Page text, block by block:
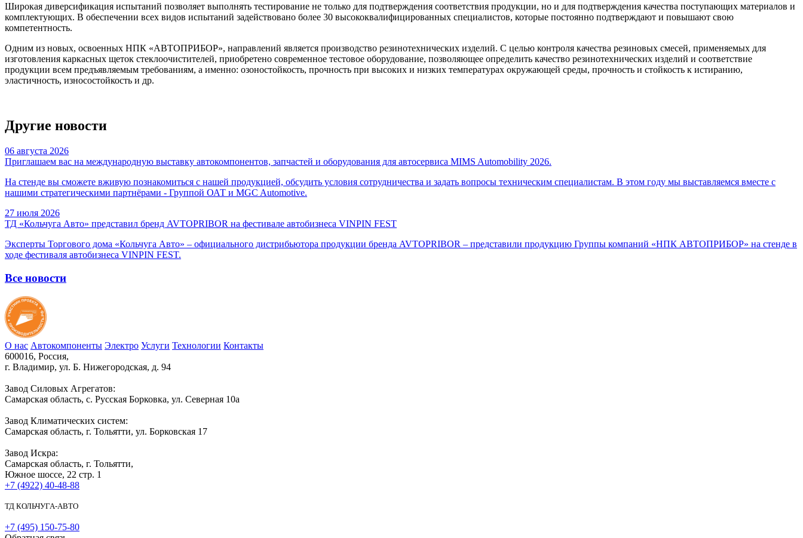
Широкая диверсификация испытаний позволяет выполнять тестирование не только для подтверждения соответствия продукции, но и для подтверждения качества поступающих материалов и
комплектующих. В обеспечении всех видов испытаний задействовано более 30 высококвалифицированных специалистов, которые постоянно подтверждают и повышают свою
компетентность.
Одним из новых, освоенных НПК «АВТОПРИБОР», направлений является производство резинотехнических изделий. С целью контроля качества резиновых смесей, применяемых для
изготовления каркасных щеток стеклоочистителей, приобретено современное тестовое оборудование, позволяющее определить качество резинотехнических изделий и соответствие
продукции всем предъявляемым требованиям, а именно: озоностойкость, прочность при высоких и низких температурах окружающей среды, прочность и стойкость к истиранию,
эластичность, износостойкость и др.
Другие новости
06 августа 2026
Приглашаем вас на международную выставку автокомпонентов, запчастей и оборудования для автосервиса MIMS Automobility 2026.
На стенде вы сможете вживую познакомиться с нашей продукцией, обсудить условия сотрудничества и задать вопросы техническим специалистам. В этом году мы выставляемся вместе с
нашими стратегическими партнёрами - Группой ОАТ и MGC Automotive.
27 июля 2026
ТД «Кольчуга Авто» представил бренд AVTOPRIBOR на фестивале автобизнеса VINPIN FEST
Эксперты Торгового дома «Кольчуга Авто» – официального дистрибьютора продукции бренда AVTOPRIBOR – представили продукцию Группы компаний «НПК АВТОПРИБОР» на стенде в
ходе фестиваля автобизнеса VINPIN FEST.
Все новости
О нас Автокомпоненты Электро Услуги Технологии Контакты
600016, Россия,
г. Владимир, ул. Б. Нижегородская, д. 94
Завод Силовых Агрегатов:
Самарская область, с. Русская Борковка, ул. Северная 10а
Завод Климатических систем:
Самарская область, г. Тольятти, ул. Борковская 17
Завод Искра:
Самарская область, г. Тольятти,
Южное шоссе, 22 стр. 1
+7 (4922) 40-48-88
ТД КОЛЬЧУГА-АВТО
+7 (495) 150-75-80